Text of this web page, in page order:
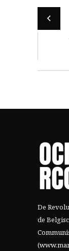
De
de